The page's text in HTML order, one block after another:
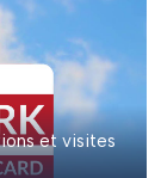
et visites